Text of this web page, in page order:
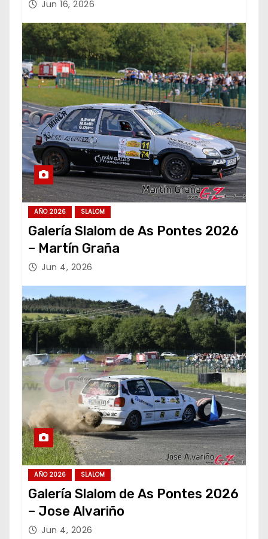
Jun 16, 2026
AÑO 2026 SLALOM
Galería Slalom de As Pontes 2026
– Martín Graña
Jun 4, 2026
AÑO 2026 SLALOM
Galería Slalom de As Pontes 2026
– Jose Alvariño
Jun 4, 2026